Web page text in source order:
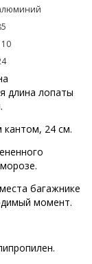
длина лопаты
кантом, 24 см.
багажнике
момент.